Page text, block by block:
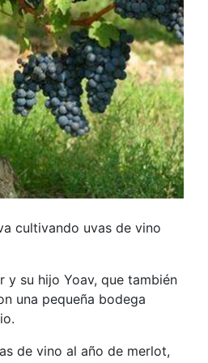
cultivando uvas de vino
y su hijo Yoav, que también
una pequeña bodega
de vino al año de merlot,